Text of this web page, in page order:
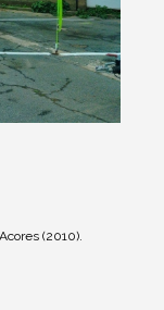
(2010).